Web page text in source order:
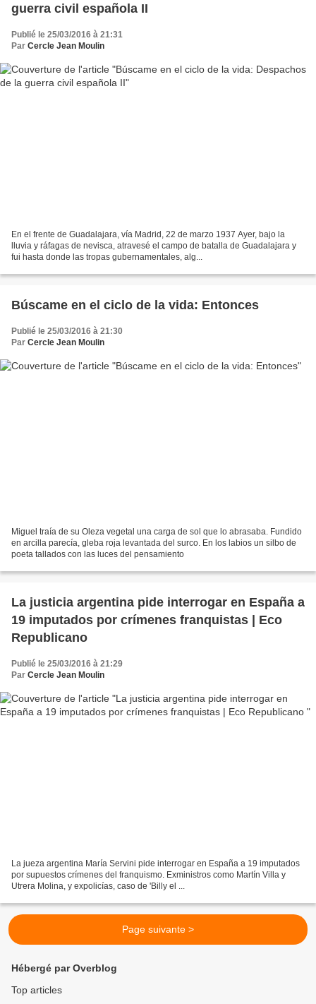
guerra civil española II
Publié le 25/03/2016 à 21:31
Par Cercle Jean Moulin
En el frente de Guadalajara, vía Madrid, 22 de marzo 1937 Ayer, bajo la
lluvia y ráfagas de nevisca, atravesé el campo de batalla de Guadalajara y
fui hasta donde las tropas gubernamentales, alg...
Búscame en el ciclo de la vida: Entonces
Publié le 25/03/2016 à 21:30
Par Cercle Jean Moulin
Miguel traía de su Oleza vegetal una carga de sol que lo abrasaba. Fundido
en arcilla parecía, gleba roja levantada del surco. En los labios un silbo de
poeta tallados con las luces del pensamiento
La justicia argentina pide interrogar en España a
19 imputados por crímenes franquistas | Eco
Republicano
Publié le 25/03/2016 à 21:29
Par Cercle Jean Moulin
La jueza argentina María Servini pide interrogar en España a 19 imputados
por supuestos crímenes del franquismo. Exministros como Martín Villa y
Utrera Molina, y expolicías, caso de 'Billy el ...
Page suivante >
Hébergé par Overblog
Top articles